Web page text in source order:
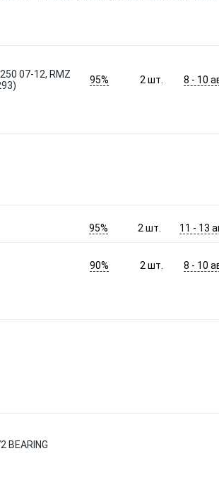
07-12, RMZ
95% 2шт. 8 - 10
95% 2 шт. 11 - 13
90% 2шт. 8 - 10